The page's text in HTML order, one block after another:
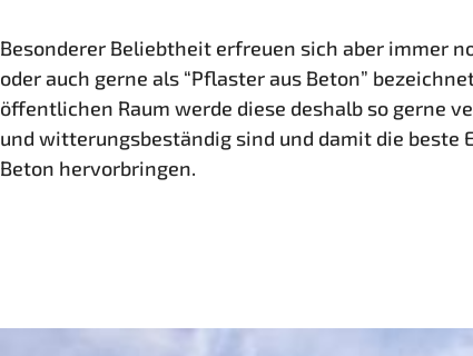
Besonderer Beliebtheit erfreuen sich aber immer
oder auch gerne als “Pflaster aus Beton”
öffentlichen Raum werde diese deshalb so gerne
und witterungsbeständig sind und damit die beste
Beton hervorbringen.